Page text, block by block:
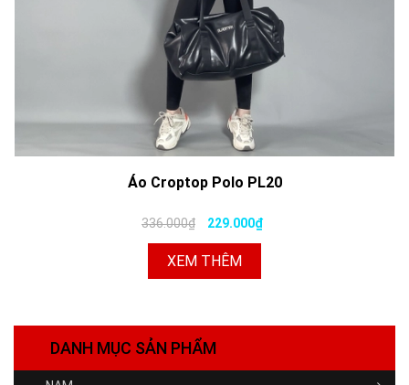
Áo Croptop Polo PL20
336.000₫ 229.000₫
XEM THÊM
DANH MỤC SẢN PHẨM